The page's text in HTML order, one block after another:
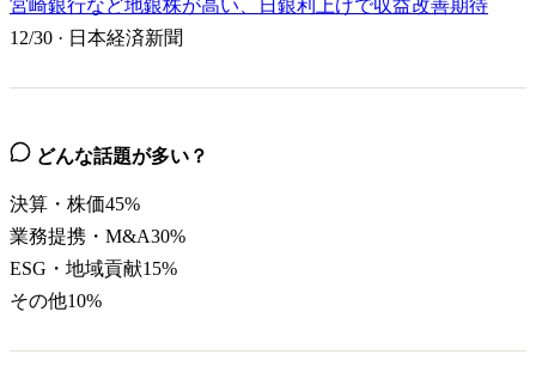
宮崎銀行など地銀株が高い、日銀利上げで収益改善期待
12/30 · 日本経済新聞
どんな話題が多い？
決算・株価45%
業務提携・M&A30%
ESG・地域貢献15%
その他10%